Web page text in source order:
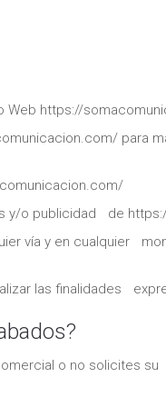
https://
para
y/o publicidad de
vía y en cualquier
las finalidades
o no solicites